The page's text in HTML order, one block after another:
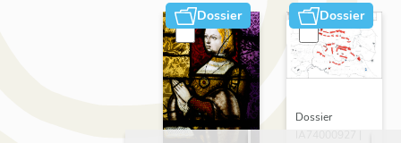
Dossier Dossier
Dossier